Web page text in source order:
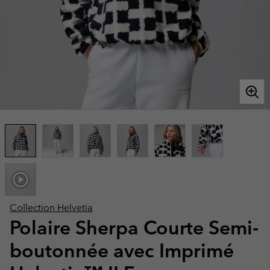
Collection Helvetia
Polaire Sherpa Courte Semi-
boutonnée avec Imprimé